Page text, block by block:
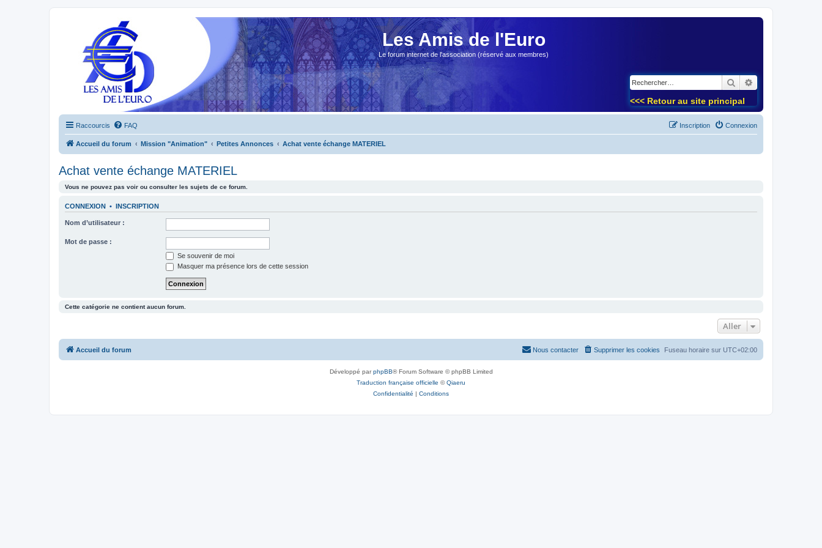
Les Amis de l'Euro
Le forum internet de l'association (réservé aux membres)
Rechercher
<<< Retour au site principal
Raccourcis FAQ Connexion
Inscription
Accueil du forum Mission "Animation" Petites Annonces Achat vente échange MATERIEL
Achat vente échange MATERIEL
Vous ne pouvez pas voir ou consulter les sujets de ce forum.
CONNEXION • INSCRIPTION
Nom d’utilisateur :
Mot de passe :
Se souvenir de moi
Masquer ma présence lors de cette session
Cette catégorie ne contient aucun forum.
Aller
Accueil du forum Fuseau horaire sur UTC+02:00
Supprimer les cookies
Nous contacter
Développé parphpBB® Forum Software © phpBB Limited
Traduction française officielle ©Qiaeru
Confidentialité | Conditions